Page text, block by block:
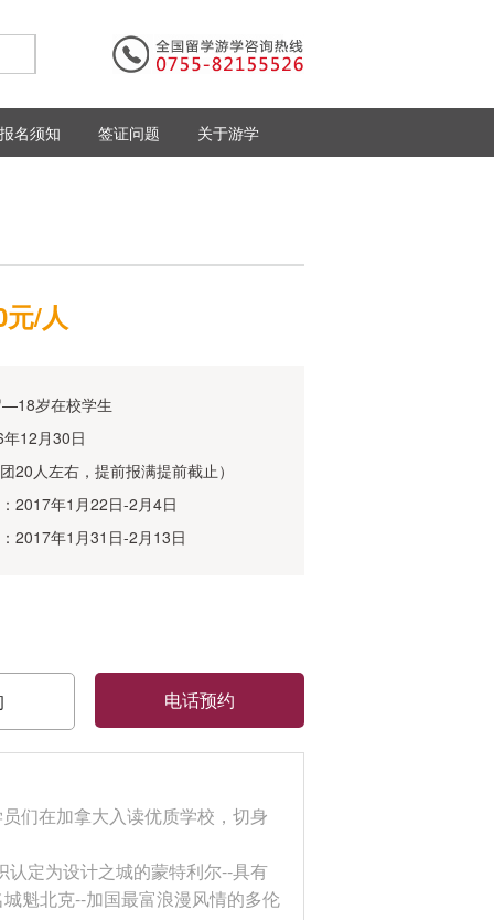
报名须知 签证问题 关于游学
元/人
岁在校学生
12月30日
20人左右，提前报满提前截止）
2017年1月22日-2月4日
2017年1月31日-2月13日
电话预约
们在加拿大入读优质学校，切身
认定为设计之城的蒙特利尔--具有
魁北克--加国最富浪漫风情的多伦